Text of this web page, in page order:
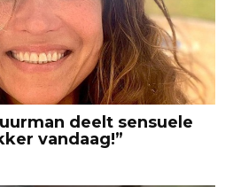
deelt sensuele
vandaag!”